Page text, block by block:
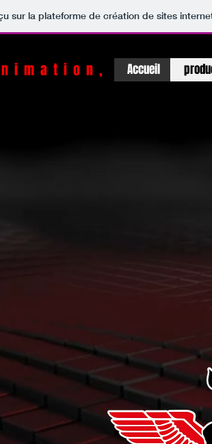
sur la plateforme de création de sites
Accueil